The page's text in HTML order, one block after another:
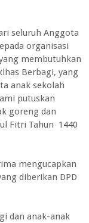
seluruh Anggota
organisasi
membutuhkan
Berbagi, yang
anak sekolah
putuskan
goreng dan
Fitri Tahun 1440
mengucapkan
diberikan DPD
dan anak-anak